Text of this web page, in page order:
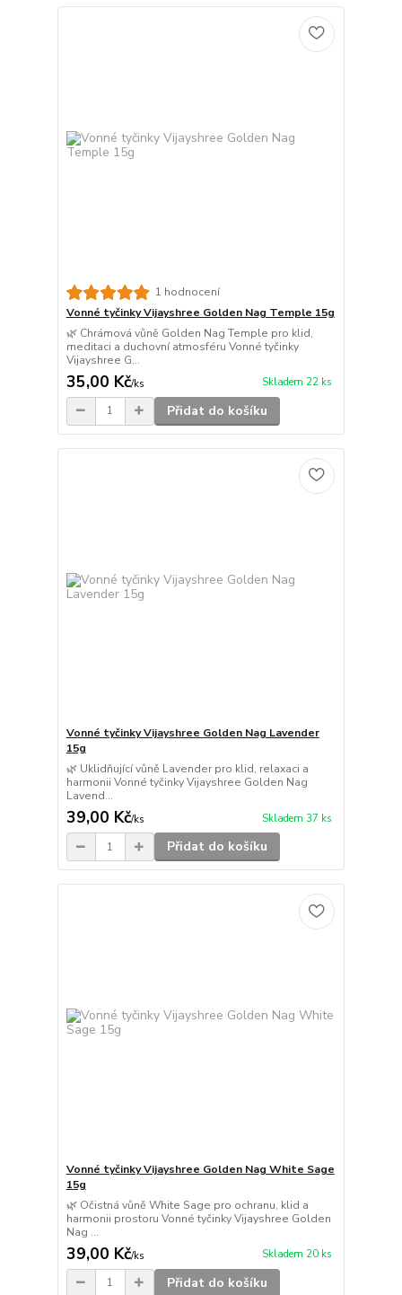
1 hodnocení
Vonné tyčinky Vijayshree Golden Nag Temple 15g
🌿 Chrámová vůně Golden Nag Temple pro klid,
meditaci a duchovní atmosféru Vonné tyčinky
Vijayshree G...
35,00 Kč/ks Skladem 22 ks
Přidat do košíku
Vonné tyčinky Vijayshree Golden Nag Lavender
15g
🌿 Uklidňující vůně Lavender pro klid, relaxaci a
harmonii Vonné tyčinky Vijayshree Golden Nag
Lavend...
39,00 Kč/ks Skladem 37 ks
Přidat do košíku
Vonné tyčinky Vijayshree Golden Nag White Sage
15g
🌿 Očistná vůně White Sage pro ochranu, klid a
harmonii prostoru Vonné tyčinky Vijayshree Golden
Nag ...
39,00 Kč/ks Skladem 20 ks
Přidat do košíku